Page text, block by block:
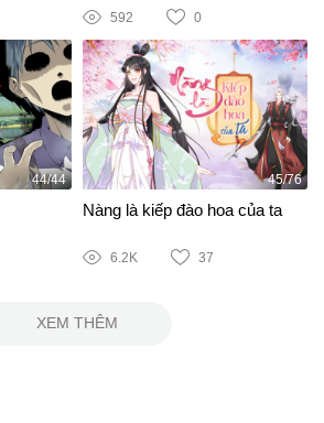
592 0
44/44 45/76
Nàng là kiếp đào hoa của ta
6.2K 37
XEM THÊM